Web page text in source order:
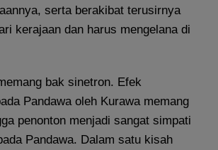
serta berakibat terusirnya
kerajaan dan harus mengelana di
bak sinetron. Efek
Pandawa oleh Kurawa memang
penonton menjadi sangat simpati
Pandawa. Dalam satu kisah